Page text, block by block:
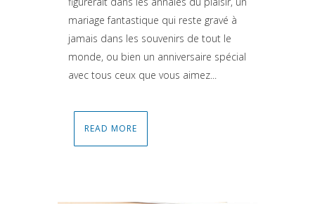
mariage fantastique qui reste gravé à
jamais dans les souvenirs de tout le
monde, ou bien un anniversaire spécial
avec tous ceux que vous aimez...
READ MORE